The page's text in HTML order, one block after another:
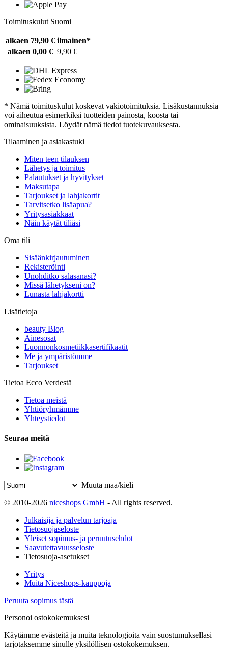
Toimituskulut Suomi
alkaen 79,90 € ilmainen*
alkaen 0,00 € 9,90 €
* Nämä toimituskulut koskevat vakiotoimituksia. Lisäkustannuksia
voi aiheutua esimerkiksi tuotteiden painosta, koosta tai
ominaisuuksista. Löydät nämä tiedot tuotekuvauksesta.
Tilaaminen ja asiakastuki
Miten teen tilauksen
Lähetys ja toimitus
Palautukset ja hyvitykset
Maksutapa
Tarjoukset ja lahjakortit
Tarvitsetko lisäapua?
Yritysasiakkaat
Näin käytät tiliäsi
Oma tili
Sisäänkirjautuminen
Rekisteröinti
Unohditko salasanasi?
Missä lähetykseni on?
Lunasta lahjakortti
Lisätietoja
beauty Blog
Ainesosat
Luonnonkosmetiikkasertifikaatit
Me ja ympäristömme
Tarjoukset
Tietoa Ecco Verdestä
Tietoa meistä
Yhtiöryhmämme
Yhteystiedot
Seuraa meitä
Muuta maa/kieli
© 2010-2026 niceshops GmbH - All rights reserved.
Julkaisija ja palvelun tarjoaja
Tietosuojaseloste
Yleiset sopimus- ja peruutusehdot
Saavutettavuusseloste
Tietosuoja-asetukset
Yritys
Muita Niceshops-kauppoja
Peruuta sopimus tästä
Personoi ostokokemuksesi
Käytämme evästeitä ja muita teknologioita vain suostumuksellasi
tarjotaksemme sinulle yksilöllisen ostokokemuksen.